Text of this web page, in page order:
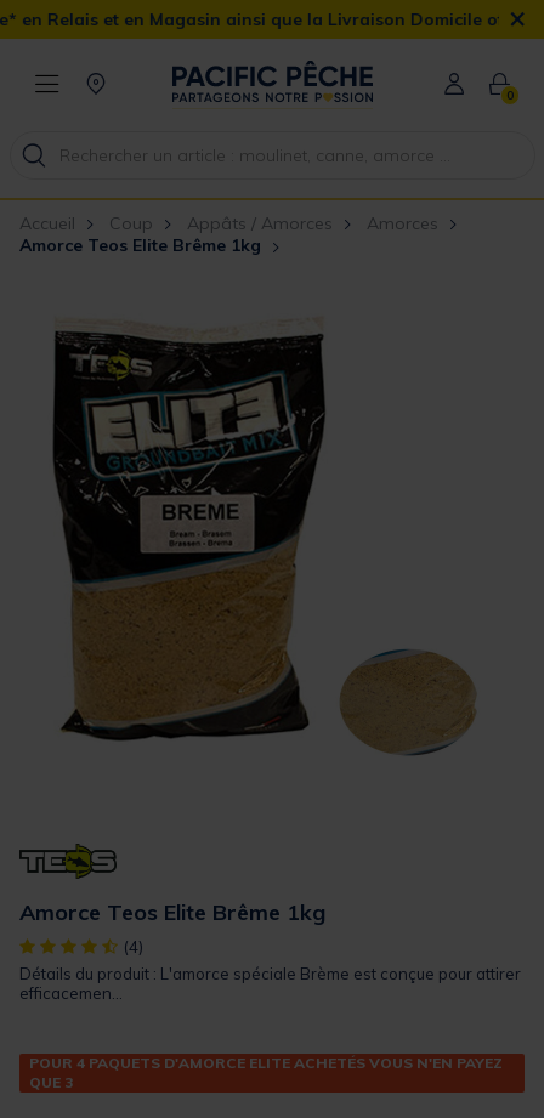
Magasin ainsi que la Livraison Domicile offerte dès 90€ ×
0
Accueil Coup Appâts / Amorces
Amorces
Amorce Teos Elite Brême 1kg
Amorce Teos Elite Brême 1kg
[object Object] out of 5 Customer Rating
(4)
Détails du produit : L'amorce spéciale Brème est conçue pour attirer
efficacemen...
POUR 4 PAQUETS D'AMORCE ELITE ACHETÉS VOUS N'EN PAYEZ
QUE 3